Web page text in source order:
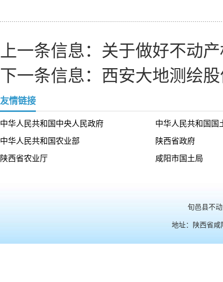
上一条信息： 关于做好不动
下一条信息： 西安大地测绘
友情链接
中华人民共和国中央人民政府 中华人民共和国国
中华人民共和国农业部 陕西省政府
陕西省农业厅 咸阳市国土局
旬邑县不
地址：陕西省